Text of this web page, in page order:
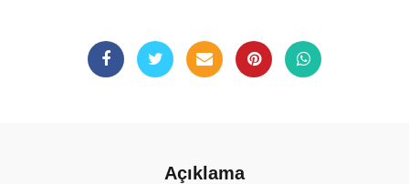
Açıklama